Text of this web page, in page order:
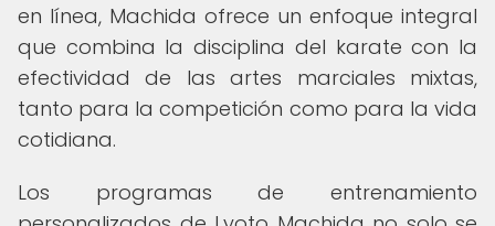
en línea, Machida ofrece un enfoque integral
que combina la disciplina del karate con la
efectividad de las artes marciales mixtas,
tanto para la competición como para la vida
cotidiana.
Los programas de entrenamiento